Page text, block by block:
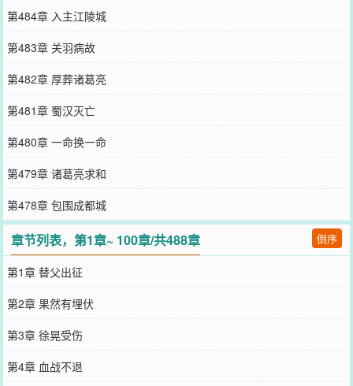
第484章 入主江陵城
第483章 关羽病故
第482章 厚葬诸葛亮
第481章 蜀汉灭亡
第480章 一命换一命
第479章 诸葛亮求和
第478章 包围成都城
章节列表，第1章~ 100章/共488章 倒序
第1章 替父出征
第2章 果然有埋伏
第3章 徐晃受伤
第4章 血战不退